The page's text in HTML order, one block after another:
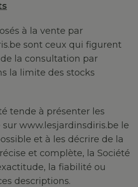
à la vente par
sont ceux qui figurent
la consultation par
la limite des stocks
tende à présenter les
www.lesjardinsdiris.be le
et à les décrire de la
et complète, la Société
la fiabilité ou
descriptions.